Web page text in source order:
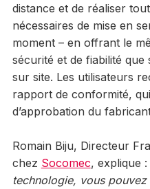
distance et de réaliser
nécessaires de mise en
moment – en offrant le
sécurité et de fiabilité que
sur site. Les utilisateurs
rapport de conformité,
d’approbation du
Romain Biju, Directeur
chez Socomec, explique :
technologie, vous